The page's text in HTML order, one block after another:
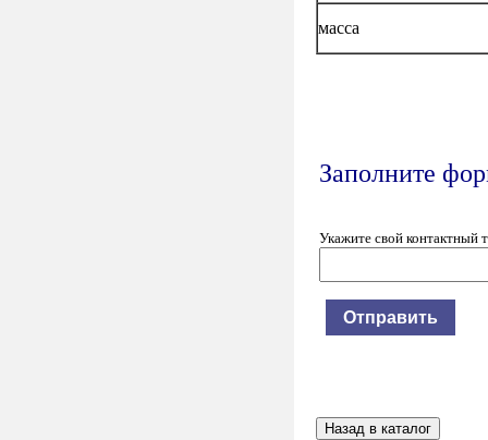
масса
Заполните
Укажите свой контактный